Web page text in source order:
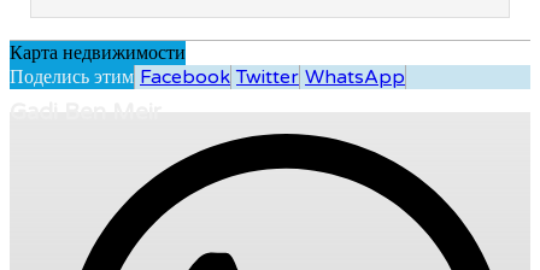
Карта недвижимости
Поделись этим Facebook Twitter WhatsApp